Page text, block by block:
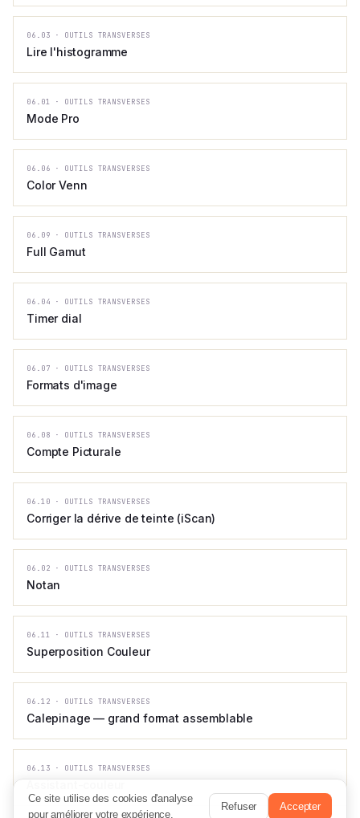
06.03 · OUTILS TRANSVERSES
Lire l'histogramme
06.01 · OUTILS TRANSVERSES
Mode Pro
06.06 · OUTILS TRANSVERSES
Color Venn
06.09 · OUTILS TRANSVERSES
Full Gamut
06.04 · OUTILS TRANSVERSES
Timer dial
06.07 · OUTILS TRANSVERSES
Formats d'image
06.08 · OUTILS TRANSVERSES
Compte Picturale
06.10 · OUTILS TRANSVERSES
Corriger la dérive de teinte (iScan)
06.02 · OUTILS TRANSVERSES
Notan
06.11 · OUTILS TRANSVERSES
Superposition Couleur
06.12 · OUTILS TRANSVERSES
Calepinage — grand format assemblable
06.13 · OUTILS TRANSVERSES
Ce site utilise des cookies d'analyse
pour améliorer votre expérience.
Refuser Accepter